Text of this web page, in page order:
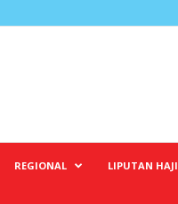
REGIONAL LIPUTAN HAJI